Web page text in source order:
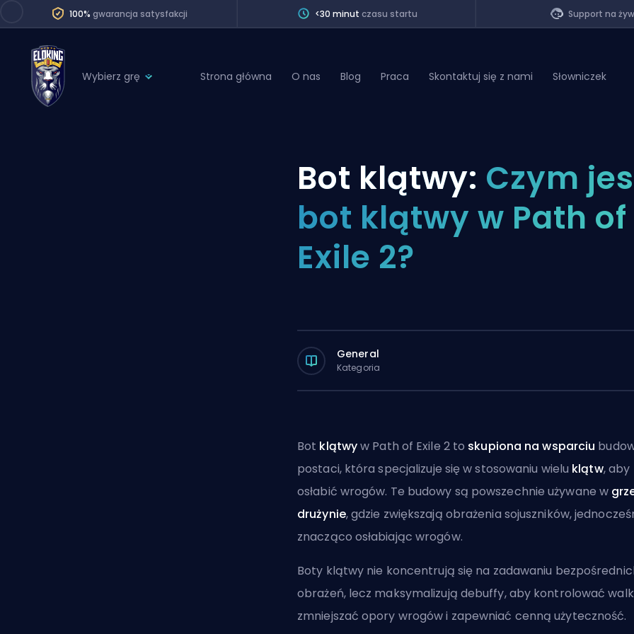
100% gwarancja satysfakcji <30 minutczasu startu Support na
Wybierz grę
Division Boost
Strona główna O nas Blog Praca Skontaktuj się z nami Słowniczek
Bot klątwy: Czym
bot klątwy w Path of
Exile 2?
General
Kategoria
Bot klątwyw Path of Exile 2 to skupiona na wsparciu
postaci, która specjalizuje się w stosowaniu wielu klątw, aby
osłabić wrogów. Te budowy są powszechnie używane w
drużynie, gdzie zwiększają obrażenia sojuszników,
znacząco osłabiając wrogów.
Boty klątwy nie koncentrują się na zadawaniu
obrażeń, lecz maksymalizują debuffy, aby kontrolować
zmniejszać opory wrogów i zapewniać cenną użyteczność.